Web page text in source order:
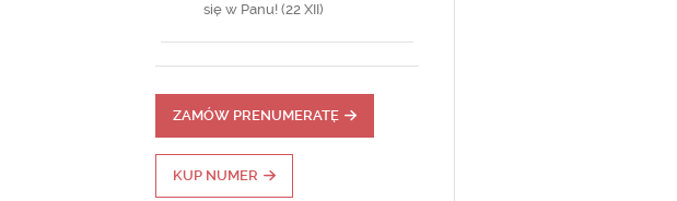
się w Panu! (22 XII)
ZAMÓW PRENUMERATĘ
KUP NUMER